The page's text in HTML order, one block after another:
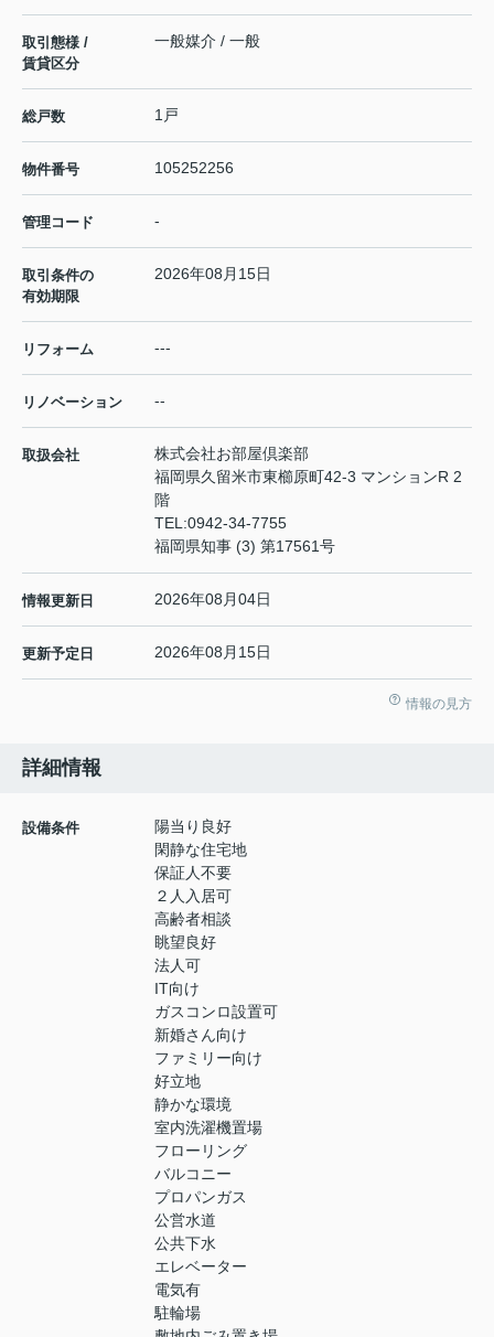
取引態様 /
賃貸区分
一般媒介 / 一般
総戸数 1戸
物件番号 105252256
管理コード -
取引条件の
有効期限
2026年08月15日
リフォーム ---
リノベーション --
取扱会社
株式会社お部屋倶楽部
福岡県久留米市東櫛原町42-3 マンションR 2
階
TEL:0942-34-7755
福岡県知事 (3) 第17561号
情報更新日 2026年08月04日
更新予定日 2026年08月15日
情報の見方
詳細情報
設備条件
陽当り良好
閑静な住宅地
保証人不要
２人入居可
高齢者相談
眺望良好
法人可
IT向け
ガスコンロ設置可
新婚さん向け
ファミリー向け
好立地
静かな環境
室内洗濯機置場
フローリング
バルコニー
プロパンガス
公営水道
公共下水
エレベーター
電気有
駐輪場